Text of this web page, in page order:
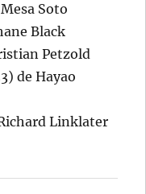
Soto
Black
Petzold
de Hayao
Linklater